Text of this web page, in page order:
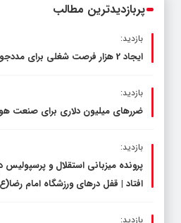
پربازدیدترین مطالب
بازدید:
ایجاد 2 هزار فرصت شغلی برای مددجویان طی ۵ سال گذشته
بازدید:
ضررهای میلیون دلاری برای صنعت
بازدید:
پرونده میزبانی استقلال و پرسپولیس
افتاد | قفل در‌های ورزشگاه امام
بازدید: